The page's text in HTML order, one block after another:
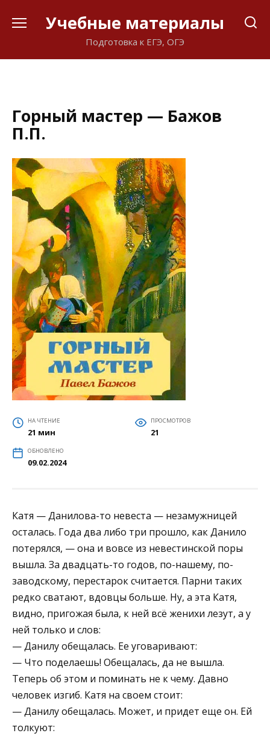
Учебные материалы
Подготовка к ЕГЭ, ОГЭ
Горный мастер — Бажов
П.П.
НА ЧТЕНИЕ
21 мин
ПРОСМОТРОВ
21
ОБНОВЛЕНО
09.02.2024
Катя — Данилова-то невеста — незамужницей
осталась. Года два либо три прошло, как Данило
потерялся, — она и вовсе из невестинской поры
вышла. За двадцать-то годов, по-нашему, по-
заводскому, перестарок считается. Парни таких
редко сватают, вдовцы больше. Ну, а эта Катя,
видно, пригожая была, к ней всё женихи лезут, а у
ней только и слов:
— Данилу обещалась. Ее уговаривают:
— Что поделаешь! Обещалась, да не вышла.
Теперь об этом и поминать не к чему. Давно
человек изгиб. Катя на своем стоит:
— Данилу обещалась. Может, и придет еще он. Ей
толкуют: